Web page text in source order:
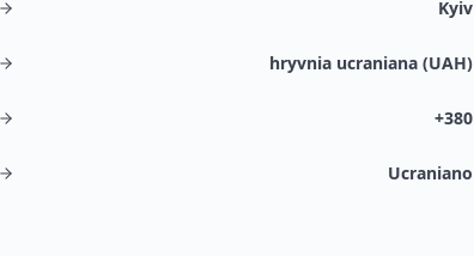
Kyiv
hryvnia ucraniana (UAH)
+380
Ucraniano